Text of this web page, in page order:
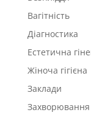
Вагітність
Діагностика
Естетична
Жіноча гігієна
Заклади
Захворювання